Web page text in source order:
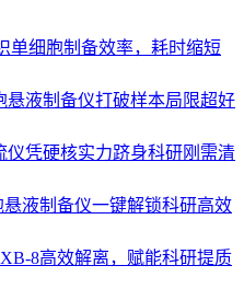
单细胞制备效率，耗时缩短
液制备仪打破样本局限超好
凭硬核实力跻身科研刚需清
液制备仪一键解锁科研高效
8高效解离，赋能科研提质